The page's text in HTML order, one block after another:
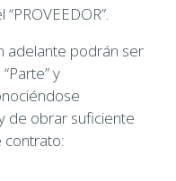
adelante podrán ser
y
de obrar suficiente
contrato: